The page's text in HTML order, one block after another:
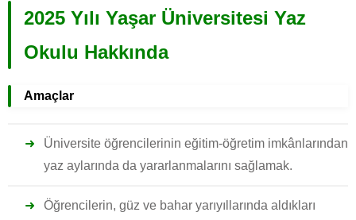
2025 Yılı Yaşar Üniversitesi Yaz
Okulu Hakkında
Amaçlar
Üniversite öğrencilerinin eğitim-öğretim imkânlarından
yaz aylarında da yararlanmalarını sağlamak.
Öğrencilerin, güz ve bahar yarıyıllarında aldıkları